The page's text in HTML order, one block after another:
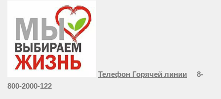
Телефон Горячей линии
8-
800-2000-122